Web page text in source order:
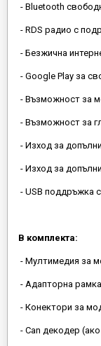
- Bluetooth
- RDS радио с
- Безжична
- Google Play за
- Възможност за
- Възможност за
- Изход за
- Изход за
- USB поддръжка
В комплекта:
- Мултимедия за
- Адапторна
- Конектори за
- Can декодер